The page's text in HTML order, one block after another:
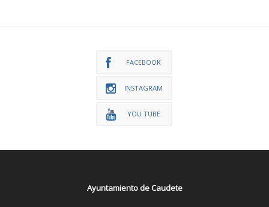
FACEBOOK
INSTAGRAM
YOU TUBE
Ayuntamiento de Caudete